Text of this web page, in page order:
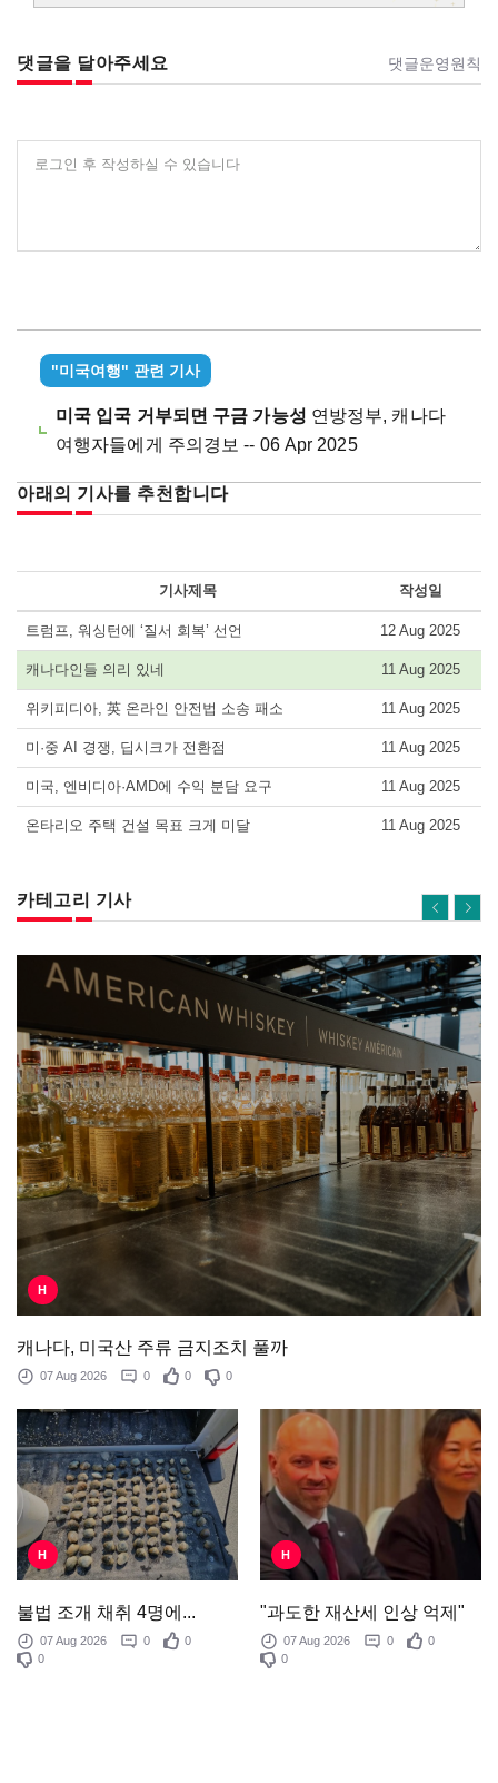
댓글을 달아주세요 댓글운영원칙
로그인 후 작성하실 수 있습니다
"미국여행" 관련 기사
미국 입국 거부되면 구금 가능성 연방정부, 캐나다
여행자들에게 주의경보 -- 06 Apr 2025
아래의 기사를 추천합니다
기사제목 작성일
트럼프, 워싱턴에 ‘질서 회복’ 선언 12 Aug 2025
캐나다인들 의리 있네 11 Aug 2025
위키피디아, 英 온라인 안전법 소송 패소 11 Aug 2025
미·중 AI 경쟁, 딥시크가 전환점 11 Aug 2025
미국, 엔비디아·AMD에 수익 분담 요구 11 Aug 2025
온타리오 주택 건설 목표 크게 미달 11 Aug 2025
카테고리 기사
H
캐나다, 미국산 주류 금지조치 풀까
07 Aug 2026 0 0 0
H
불법 조개 채취 4명에...
07 Aug 2026 0
0
0
H
"과도한 재산세 인상 억제"
07 Aug 2026 0
0
0